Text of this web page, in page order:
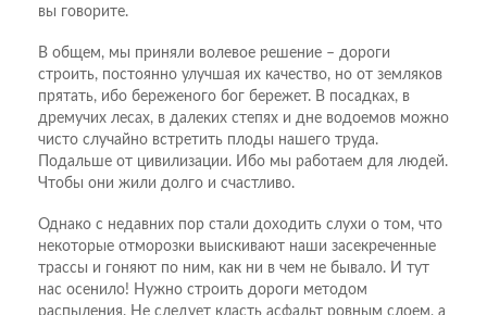
вы говорите.
В общем, мы приняли волевое решение – дороги
строить, постоянно улучшая их качество, но от земляков
прятать, ибо береженого бог бережет. В посадках, в
дремучих лесах, в далеких степях и дне водоемов можно
чисто случайно встретить плоды нашего труда.
Подальше от цивилизации. Ибо мы работаем для людей.
Чтобы они жили долго и счастливо.
Однако с недавних пор стали доходить слухи о том, что
некоторые отморозки выискивают наши засекреченные
трассы и гоняют по ним, как ни в чем не бывало. И тут
нас осенило! Нужно строить дороги методом